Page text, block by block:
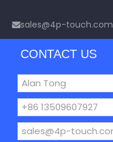
sales@4p-touch.com
CONTACT US